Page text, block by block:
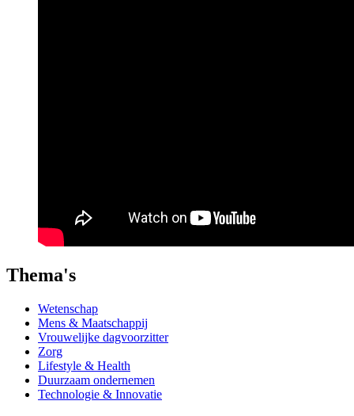
Thema's
Wetenschap
Mens & Maatschappij
Vrouwelijke dagvoorzitter
Zorg
Lifestyle & Health
Duurzaam ondernemen
Technologie & Innovatie